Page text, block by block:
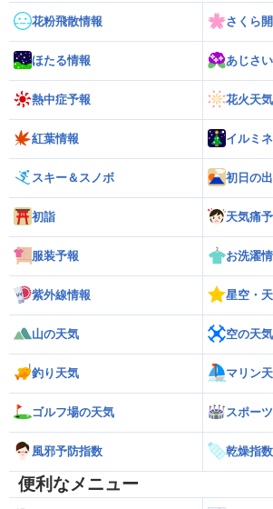
花粉飛散情報 さくら
ほたる情報 あじさ
熱中症予報 花火天気
紅葉情報 イルミ
スキー＆スノボ 初日の出
初詣 天気痛
服装予報 お洗濯
紫外線情報 星空・
山の天気 空の天気
釣り天気 マリン
ゴルフ場の天気 スポー
風邪予防指数 乾燥指数
便利なメニュー